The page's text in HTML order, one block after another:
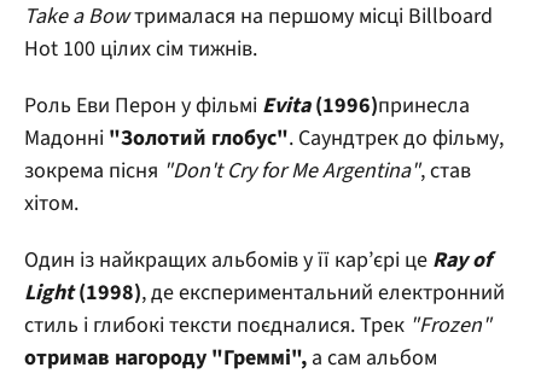
Take a Bowтрималася на першому місці Billboard
Hot 100 цілих сім тижнів.
Роль Еви Перон у фільмі Evita(1996)принесла
Мадонні "Золотий глобус". Саундтрек до фільму,
зокрема пісня "Don't Cry for Me Argentina", став
хітом.
Один із найкращих альбомів у її кар’єрі це Ray of
Light(1998), де експериментальний електронний
стиль і глибокі тексти поєдналися. Трек "Frozen"
отримав нагороду "Греммі", а сам альбом